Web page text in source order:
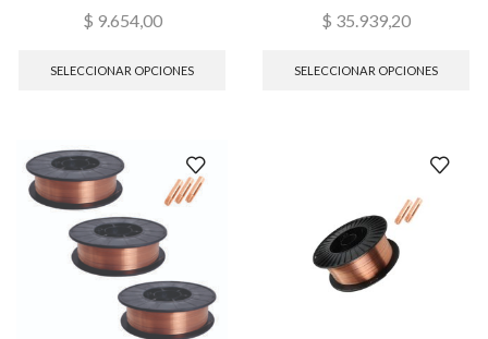
$ 9.654,00
SELECCIONAR OPCIONES
$ 35.939,20
SELECCIONAR OPCIONES